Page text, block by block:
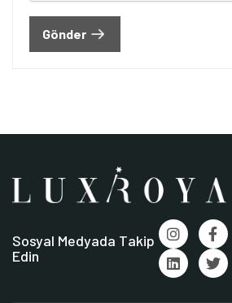
Gönder
Sosyal Medyada Takip
Edin